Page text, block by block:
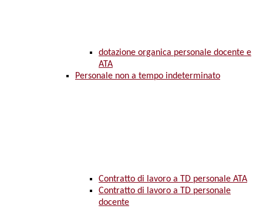
dotazione organica personale docente e
ATA
Personale non a tempo indeterminato
Contratto di lavoro a TD personale ATA
Contratto di lavoro a TD personale
docente